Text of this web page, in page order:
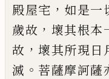
殿屋宅 ， 如是一
歲故 ， 壞其根本
故 ， 壞其所現日
滅 。 菩薩摩訶薩